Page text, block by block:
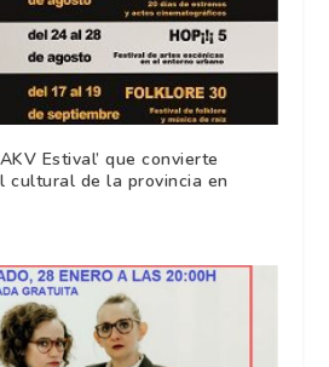
Estival’ que convierte
cultural de la provincia en